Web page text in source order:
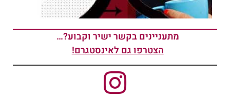
מתעניינים בקשר ישיר וקבוע?…
הצטרפו גם לאינסטגרם!